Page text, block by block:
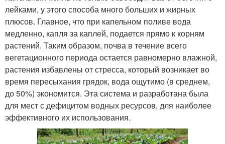
лейками, у этого способа много больших и жирных
плюсов. Главное, что при капельном поливе вода
медленно, капля за каплей, подается прямо к корням
растений. Таким образом, почва в течение всего
вегетационного периода остается равномерно влажной,
растения избавлены от стресса, который возникает во
время пересыхания грядок, вода ощутимо (в среднем,
до 50%) экономится. Эта система и разработана была
для мест с дефицитом водных ресурсов, для наиболее
эффективного их использования.